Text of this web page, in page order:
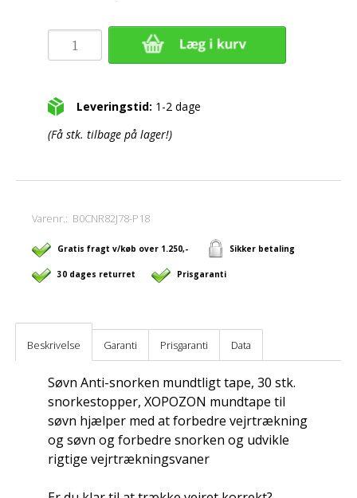
Leveringstid: 1-2 dage
(Få stk. tilbage på lager!)
Varenr.: B0CNR82J78-P18
Gratis fragt v/køb over 1.250,- Sikker betaling
30 dages returret Prisgaranti
Beskrivelse Garanti Prisgaranti Data
Søvn Anti-snorken mundtligt tape, 30 stk.
snorkestopper, XOPOZON mundtape til
søvn hjælper med at forbedre vejrtrækning
og søvn og forbedre snorken og udvikle
rigtige vejrtrækningsvaner